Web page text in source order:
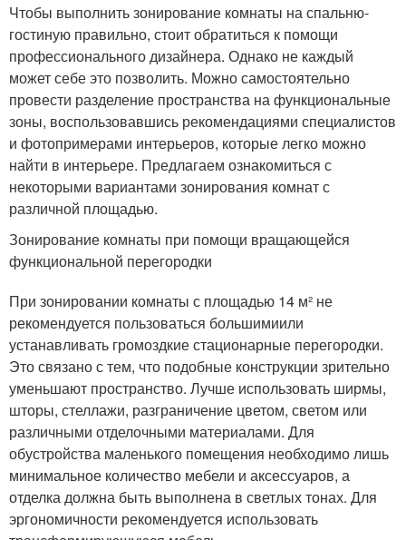
Чтобы выполнить зонирование комнаты на спальню-
гостиную правильно, стоит обратиться к помощи
профессионального дизайнера. Однако не каждый
может себе это позволить. Можно самостоятельно
провести разделение пространства на функциональные
зоны, воспользовавшись рекомендациями специалистов
и фотопримерами интерьеров, которые легко можно
найти в интерьере. Предлагаем ознакомиться с
некоторыми вариантами зонирования комнат с
различной площадью.
Зонирование комнаты при помощи вращающейся
функциональной перегородки
При зонировании комнаты с площадью 14 м² не
рекомендуется пользоваться большимиили
устанавливать громоздкие стационарные перегородки.
Это связано с тем, что подобные конструкции зрительно
уменьшают пространство. Лучше использовать ширмы,
шторы, стеллажи, разграничение цветом, светом или
различными отделочными материалами. Для
обустройства маленького помещения необходимо лишь
минимальное количество мебели и аксессуаров, а
отделка должна быть выполнена в светлых тонах. Для
эргономичности рекомендуется использовать